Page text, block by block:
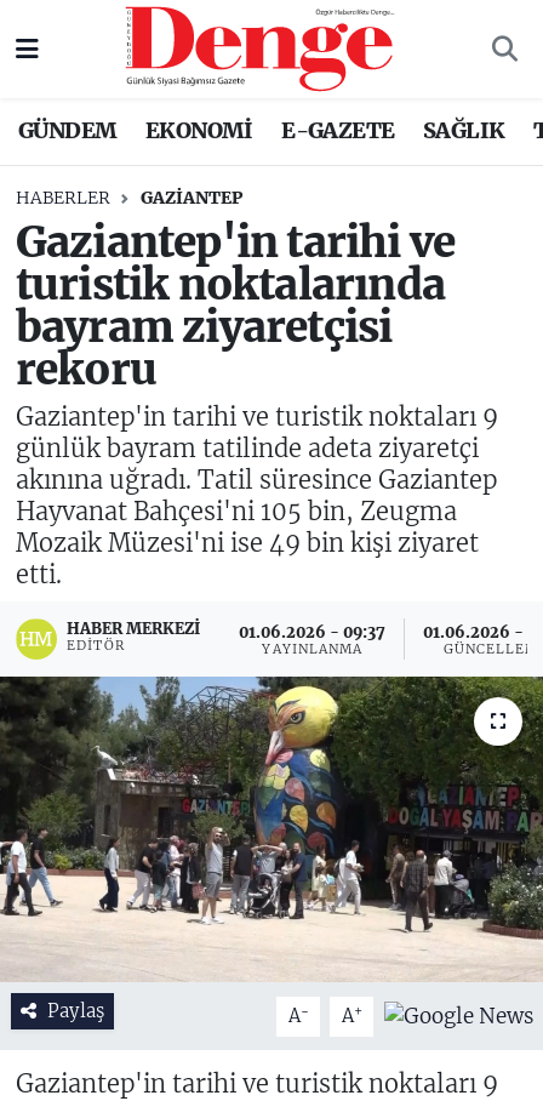
GÜNDEM EKONOMİ E-GAZETE SAĞLIK
HABERLER GAZIANTEP
Gaziantep'in tarihi ve
turistik noktalarında
bayram ziyaretçisi
rekoru
Gaziantep'in tarihi ve turistik noktaları 9
günlük bayram tatilinde adeta ziyaretçi
akınına uğradı. Tatil süresince Gaziantep
Hayvanat Bahçesi'ni 105 bin, Zeugma
Mozaik Müzesi'ni ise 49 bin kişi ziyaret
etti.
HABER MERKEZI
EDITÖR
01.06.2026 - 09:37
YAYINLANMA
01.06.2026 -
Paylaş A- A+
Gaziantep'in tarihi ve turistik noktaları 9
Nöbetçi Eczaneler
Trafik Durumu
Süper Lig Puan Durumu ve Fikstür
Tüm Manşetler
Son Dakika Haberleri
Haber Arşivi